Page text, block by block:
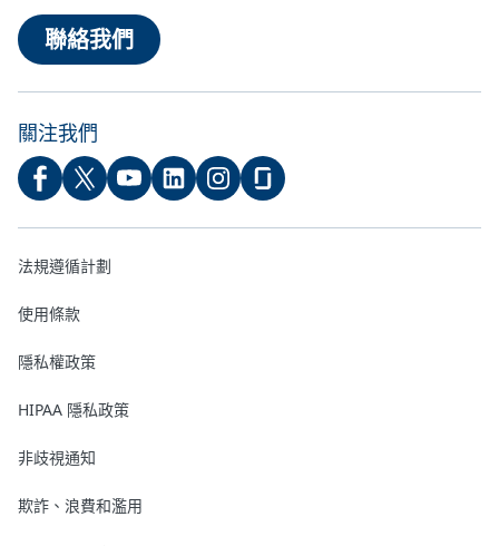
聯絡我們
關注我們
法規遵循計劃
使用條款
隱私權政策
HIPAA 隱私政策
非歧視通知
欺詐、浪費和濫用